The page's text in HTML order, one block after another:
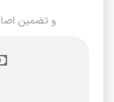
و تضمین